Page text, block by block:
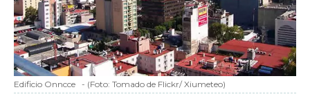
Edificio Onncce - (Foto: Tomado de Flickr/ Xiumeteo)